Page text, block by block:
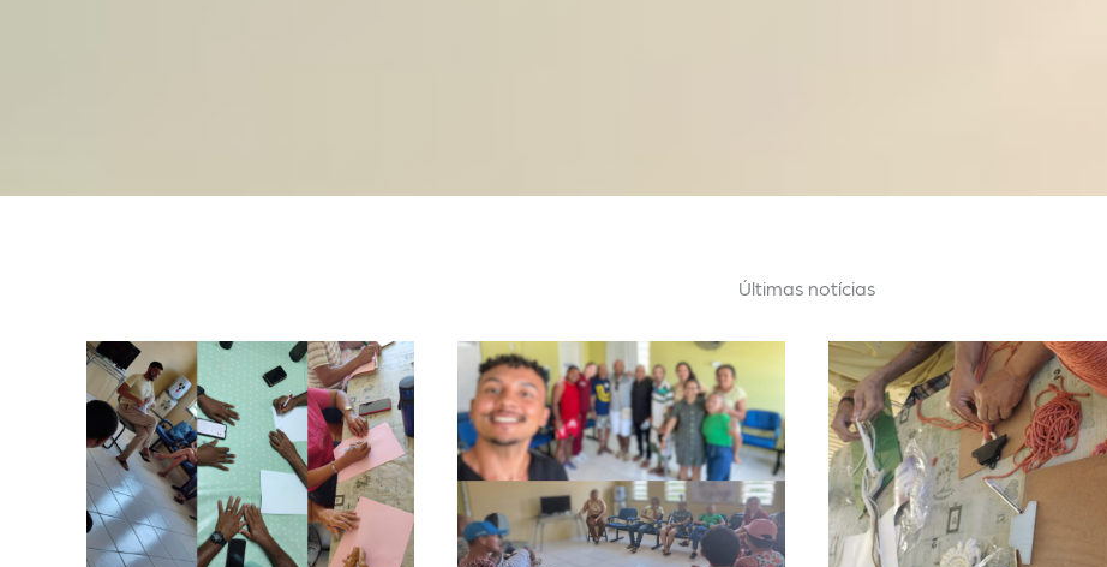
Últimas notícias